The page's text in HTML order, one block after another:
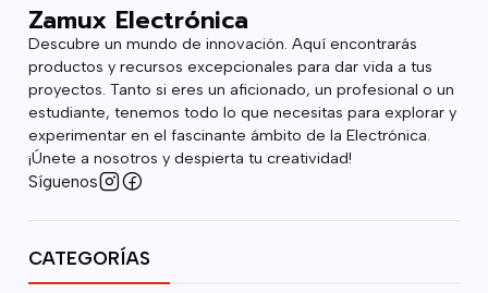
Zamux Electrónica
Descubre un mundo de innovación. Aquí encontrarás
productos y recursos excepcionales para dar vida a tus
proyectos. Tanto si eres un aficionado, un profesional o un
estudiante, tenemos todo lo que necesitas para explorar y
experimentar en el fascinante ámbito de la Electrónica.
¡Únete a nosotros y despierta tu creatividad!
Síguenos
CATEGORÍAS